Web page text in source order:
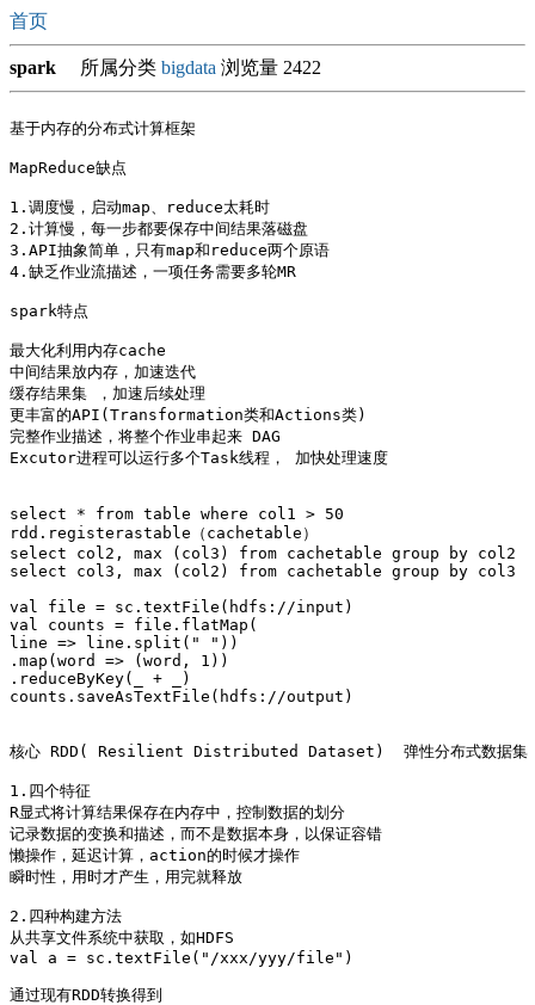
首页
spark 所属分类 bigdata 浏览量 2422
基于内存的分布式计算框架
MapReduce缺点
1.调度慢，启动map、reduce太耗时
2.计算慢，每一步都要保存中间结果落磁盘
3.API抽象简单，只有map和reduce两个原语
4.缺乏作业流描述，一项任务需要多轮MR
spark特点
最大化利用内存cache
中间结果放内存，加速迭代
缓存结果集 ，加速后续处理
更丰富的API(Transformation类和Actions类)
完整作业描述，将整个作业串起来 DAG
Excutor进程可以运行多个Task线程， 加快处理速度
select * from table where col1 > 50
rdd.registerastable（cachetable）
select col2, max (col3) from cachetable group by col2
select col3, max (col2) from cachetable group by col3
val file = sc.textFile(hdfs://input)
val counts = file.flatMap(
line => line.split(" "))
.map(word => (word, 1))
.reduceByKey(_ + _)
counts.saveAsTextFile(hdfs://output)
核心 RDD( Resilient Distributed Dataset)  弹性分布式数据集
1.四个特征
R显式将计算结果保存在内存中，控制数据的划分
记录数据的变换和描述，而不是数据本身，以保证容错
懒操作，延迟计算，action的时候才操作
瞬时性，用时才产生，用完就释放
2.四种构建方法
从共享文件系统中获取，如HDFS
val a = sc.textFile("/xxx/yyy/file")
通过现有RDD转换得到